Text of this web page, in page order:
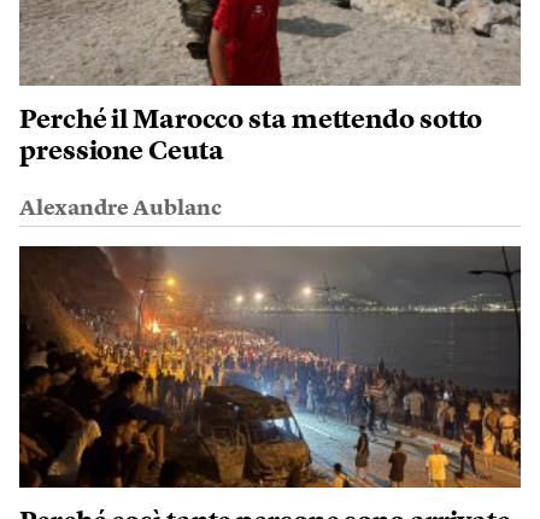
Perché il Marocco sta mettendo sotto
pressione Ceuta
Alexandre Aublanc